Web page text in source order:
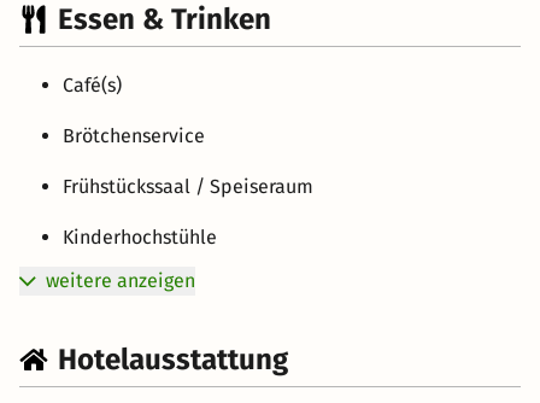
Essen & Trinken
Café(s)
Brötchenservice
Frühstückssaal / Speiseraum
Kinderhochstühle
weitere anzeigen
Hotelausstattung